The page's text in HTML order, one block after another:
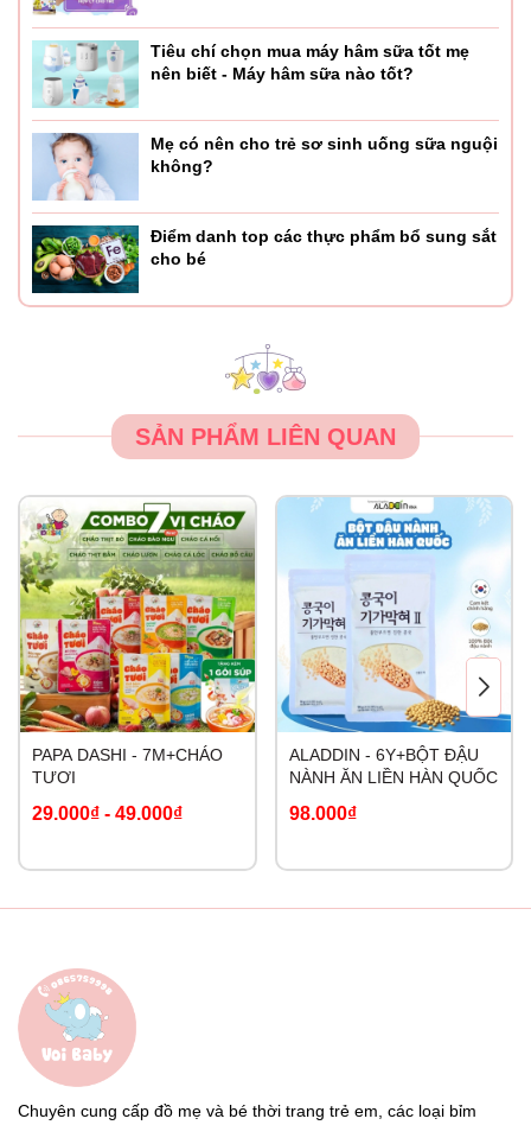
Tiêu chí chọn mua máy hâm sữa tốt mẹ
nên biết - Máy hâm sữa nào tốt?
Mẹ có nên cho trẻ sơ sinh uống sữa nguội
không?
Điểm danh top các thực phẩm bổ sung sắt
cho bé
SẢN PHẨM LIÊN QUAN
PAPA DASHI - 7M+CHÁO
TƯƠI
29.000₫ - 49.000₫
ALADDIN - 6Y+BỘT ĐẬU
NÀNH ĂN LIỀN HÀN QUỐC
98.000₫
Chuyên cung cấp đồ mẹ và bé thời trang trẻ em, các loại bỉm